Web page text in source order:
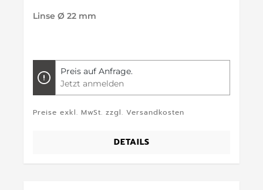
Linse Ø 22 mm
Preis auf Anfrage.
Jetzt anmelden
Preise exkl. MwSt. zzgl. Versandkosten
DETAILS